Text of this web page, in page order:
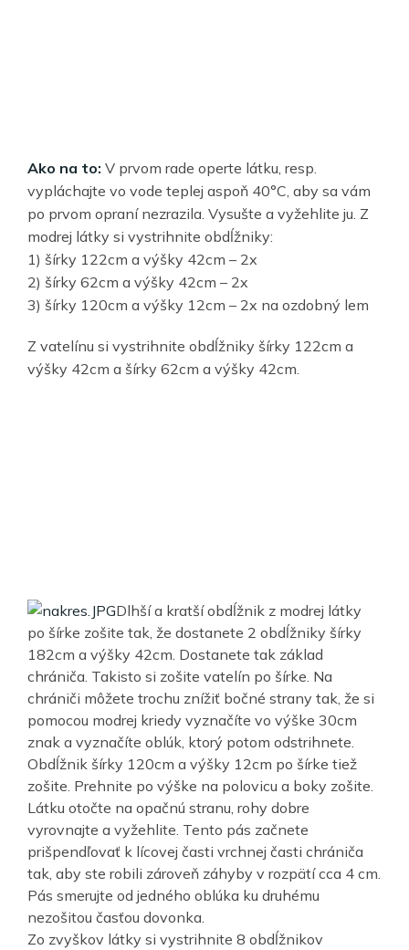
Ako na to: V prvom rade operte látku, resp.
vypláchajte vo vode teplej aspoň 40°C, aby sa vám
po prvom opraní nezrazila. Vysušte a vyžehlite ju. Z
modrej látky si vystrihnite obdĺžniky:
1) šírky 122cm a výšky 42cm – 2x
2) šírky 62cm a výšky 42cm – 2x
3) šírky 120cm a výšky 12cm – 2x na ozdobný lem
Z vatelínu si vystrihnite obdĺžniky šírky 122cm a
výšky 42cm a šírky 62cm a výšky 42cm.
Dlhší a kratší obdĺžnik z modrej látky
po šírke zošite tak, že dostanete 2 obdĺžniky šírky
182cm a výšky 42cm. Dostanete tak základ
chrániča. Takisto si zošite vatelín po šírke. Na
chrániči môžete trochu znížiť bočné strany tak, že si
pomocou modrej kriedy vyznačíte vo výške 30cm
znak a vyznačíte oblúk, ktorý potom odstrihnete.
Obdĺžnik šírky 120cm a výšky 12cm po šírke tiež
zošite. Prehnite po výške na polovicu a boky zošite.
Látku otočte na opačnú stranu, rohy dobre
vyrovnajte a vyžehlite. Tento pás začnete
prišpendľovať k lícovej časti vrchnej časti chrániča
tak, aby ste robili zároveň záhyby v rozpätí cca 4 cm.
Pás smerujte od jedného oblúka ku druhému
nezošitou časťou dovonka.
Zo zvyškov látky si vystrihnite 8 obdĺžnikov